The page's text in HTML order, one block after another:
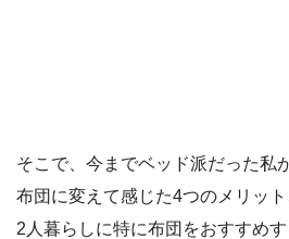
そこで、今までベッド派だった私が
布団に変えて感じた4つのメリット
2人暮らしに特に布団をおすすめす